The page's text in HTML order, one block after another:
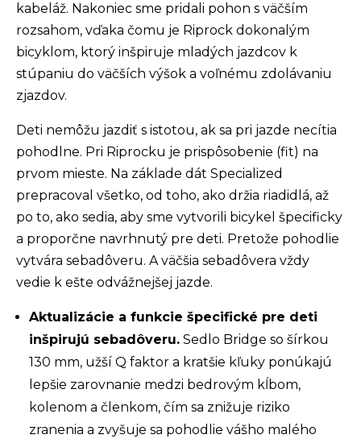
kabeláž. Nakoniec sme pridali pohon s väčším
rozsahom, vďaka čomu je Riprock dokonalým
bicyklom, ktorý inšpiruje mladých jazdcov k
stúpaniu do väčších výšok a voľnému zdolávaniu
zjazdov.
Deti nemôžu jazdiť s istotou, ak sa pri jazde necítia
pohodlne. Pri Riprocku je prispôsobenie (fit) na
prvom mieste. Na základe dát Specialized
prepracoval všetko, od toho, ako držia riadidlá, až
po to, ako sedia, aby sme vytvorili bicykel špecificky
a proporčne navrhnutý pre deti. Pretože pohodlie
vytvára sebadôveru. A väčšia sebadôvera vždy
vedie k ešte odvážnejšej jazde.
Aktualizácie a funkcie špecifické pre deti
inšpirujú sebadôveru. Sedlo Bridge so šírkou
130 mm, užší Q faktor a kratšie kľuky ponúkajú
lepšie zarovnanie medzi bedrovým kĺbom,
kolenom a členkom, čím sa znižuje riziko
zranenia a zvyšuje sa pohodlie vášho malého